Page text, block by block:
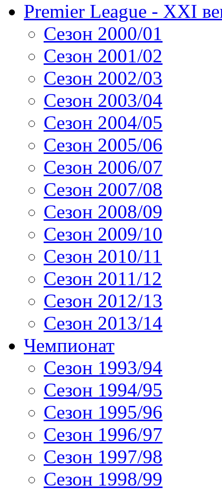
Premier League - XXI
Сезон 2000/01
Сезон 2001/02
Сезон 2002/03
Сезон 2003/04
Сезон 2004/05
Сезон 2005/06
Сезон 2006/07
Сезон 2007/08
Сезон 2008/09
Сезон 2009/10
Сезон 2010/11
Сезон 2011/12
Сезон 2012/13
Сезон 2013/14
Чемпионат
Сезон 1993/94
Сезон 1994/95
Сезон 1995/96
Сезон 1996/97
Сезон 1997/98
Сезон 1998/99